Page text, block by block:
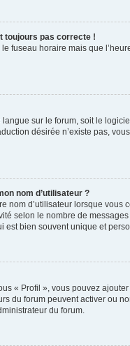
toujours pas correcte !
fuseau horaire mais que
sur le forum, soit le
désirée n’existe pas,
nom d’utilisateur ?
nom d’utilisateur lorsque
selon le nombre de
est bien souvent unique et
« Profil », vous pouvez
du forum peuvent activer ou
du forum.